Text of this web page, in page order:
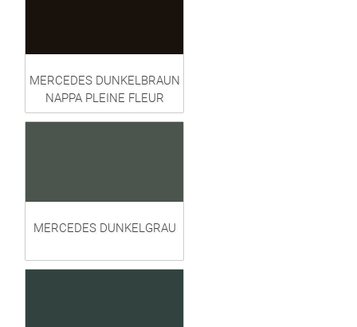
MERCEDES DUNKELBRAUN
NAPPA PLEINE FLEUR
MERCEDES DUNKELGRAU